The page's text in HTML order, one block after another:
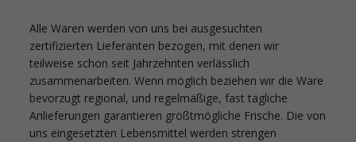
Alle Waren werden von uns bei ausgesuchten
zertifizierten Lieferanten bezogen, mit denen wir
teilweise schon seit Jahrzehnten verlässlich
zusammenarbeiten. Wenn möglich beziehen wir die Ware
bevorzugt regional, und regelmäßige, fast tägliche
Anlieferungen garantieren größtmögliche Frische. Die von
uns eingesetzten Lebensmittel werden strengen